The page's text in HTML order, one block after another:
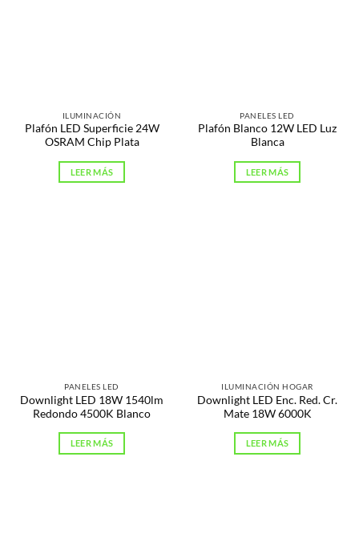
ILUMINACIÓN
Plafón LED Superficie 24W
OSRAM Chip Plata
LEER MÁS
PANELES LED
Plafón Blanco 12W LED Luz
Blanca
LEER MÁS
PANELES LED
Downlight LED 18W 1540lm
Redondo 4500K Blanco
LEER MÁS
ILUMINACIÓN HOGAR
Downlight LED Enc. Red. Cr.
Mate 18W 6000K
LEER MÁS